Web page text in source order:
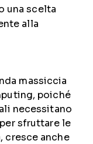
una scelta
alla
massiccia
poiché
necessitano
sfruttare le
cresce anche